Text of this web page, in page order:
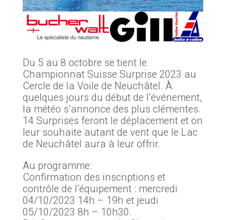
Du 5 au 8 octobre se tient le
Championnat Suisse Surprise 2023 au
Cercle de la Voile de Neuchâtel. À
quelques jours du début de l’événement,
la météo s’annonce des plus clémentes.
14 Surprises feront le déplacement et on
leur souhaite autant de vent que le Lac
de Neuchâtel aura à leur offrir.
Au programme:
Confirmation des inscriptions et
contrôle de l’équipement : mercredi
04/10/2023 14h – 19h et jeudi
05/10/2023 8h – 10h30.